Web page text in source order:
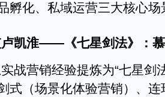
孵化、私域运营三大核心
凯淮—— 《七星剑法》：
战营销经验提炼为“七星剑
式（场景化体验营销）、